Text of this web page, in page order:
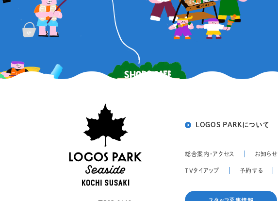
LOGOS PARKについて
総合案内・アクセス お知らせ
TVタイアップ 予約する